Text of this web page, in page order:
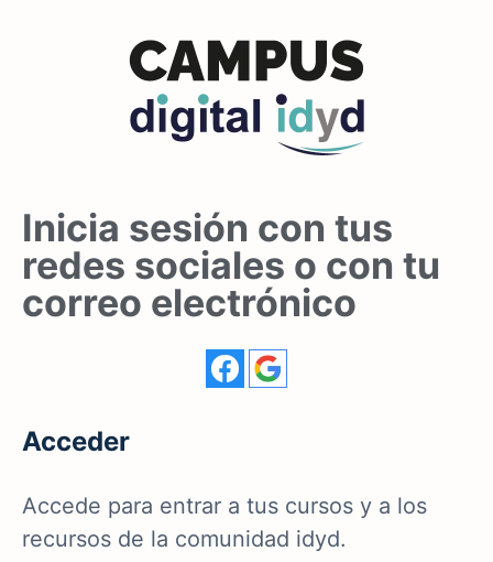
Inicia sesión con tus
redes sociales o con tu
correo electrónico
Acceder
Accede para entrar a tus cursos y a los
recursos de la comunidad idyd.